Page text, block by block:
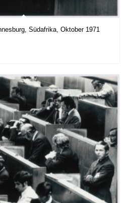
Südafrika, Oktober 1971